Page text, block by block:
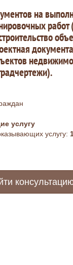
на
работ
услугу
услугу: